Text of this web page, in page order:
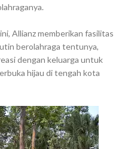
Allianz memberikan fasilitas
berolahraga tentunya,
dengan keluarga untuk
hijau di tengah kota